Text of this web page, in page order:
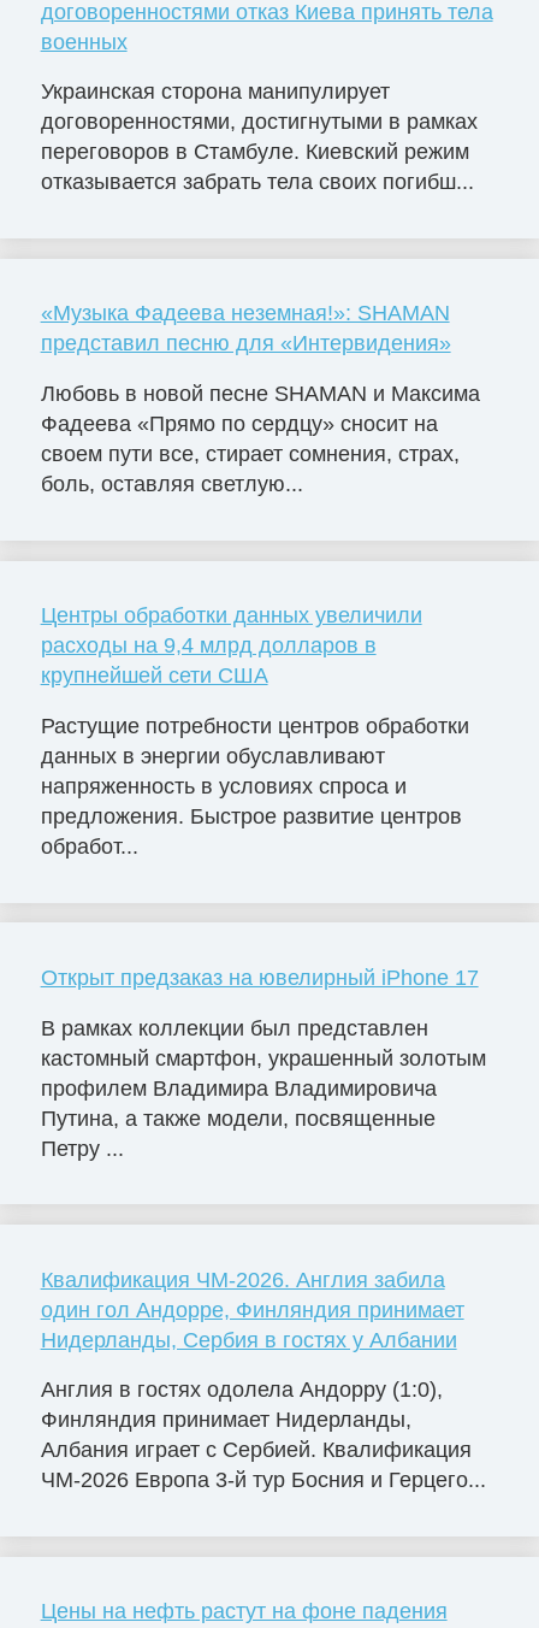
договоренностями отказ Киева принять тела
военных
Украинская сторона манипулирует
договоренностями, достигнутыми в рамках
переговоров в Стамбуле. Киевский режим
отказывается забрать тела своих погибш...
«Музыка Фадеева неземная!»: SHAMAN
представил песню для «Интервидения»
Любовь в новой песне SHAMAN и Максима
Фадеева «Прямо по сердцу» сносит на
своем пути все, стирает сомнения, страх,
боль, оставляя светлую...
Центры обработки данных увеличили
расходы на 9,4 млрд долларов в
крупнейшей сети США
Растущие потребности центров обработки
данных в энергии обуславливают
напряженность в условиях спроса и
предложения. Быстрое развитие центров
обработ...
Открыт предзаказ на ювелирный iPhone 17
В рамках коллекции был представлен
кастомный смартфон, украшенный золотым
профилем Владимира Владимировича
Путина, а также модели, посвященные
Петру ...
Квалификация ЧМ-2026. Англия забила
один гол Андорре, Финляндия принимает
Нидерланды, Сербия в гостях у Албании
Англия в гостях одолела Андорру (1:0),
Финляндия принимает Нидерланды,
Албания играет с Сербией. Квалификация
ЧМ-2026 Европа 3-й тур Босния и Герцего...
Цены на нефть растут на фоне падения